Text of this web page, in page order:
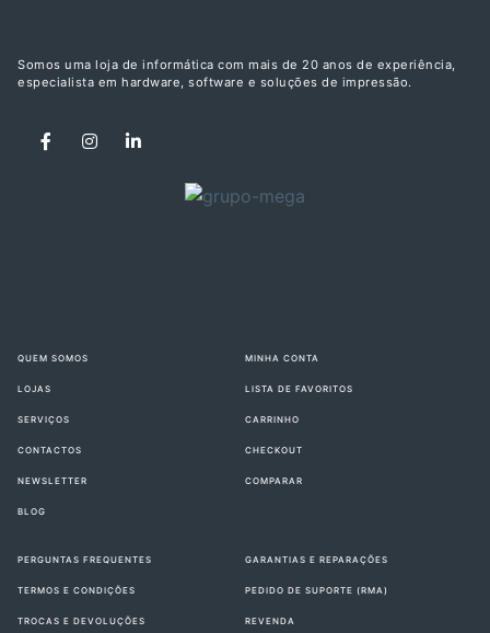
Somos uma loja de informática com mais de 20 anos de experiência,
especialista em hardware, software e soluções de impressão.
QUEM SOMOS
LOJAS
SERVIÇOS
CONTACTOS
NEWSLETTER
BLOG
MINHA CONTA
LISTA DE FAVORITOS
CARRINHO
CHECKOUT
COMPARAR
PERGUNTAS FREQUENTES
TERMOS E CONDIÇÕES
TROCAS E DEVOLUÇÕES
GARANTIAS E REPARAÇÕES
PEDIDO DE SUPORTE (RMA)
REVENDA